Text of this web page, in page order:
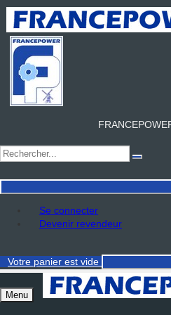
Se connecter
Devenir revendeur
Votre panier est vide
Menu